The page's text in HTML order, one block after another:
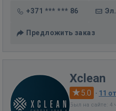
+371 *** *** 86
Предложить заказ
Xclean
5.0 · 11
Был на сайте: 4